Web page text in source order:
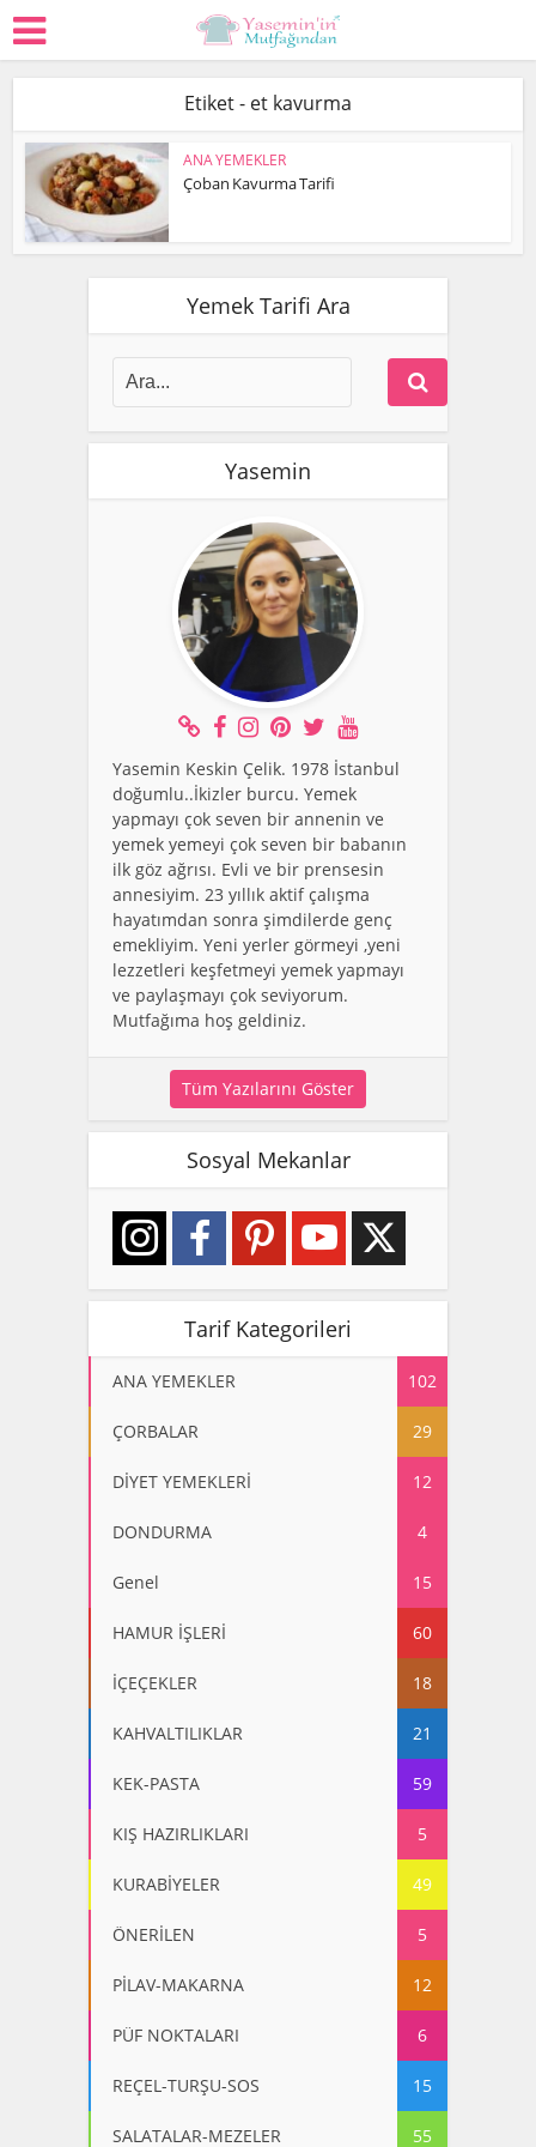
Etiket - et kavurma
ANA YEMEKLER
Çoban Kavurma Tarifi
Yemek Tarifi Ara
Yasemin
Yasemin Keskin Çelik. 1978 İstanbul
doğumlu..İkizler burcu. Yemek
yapmayı çok seven bir annenin ve
yemek yemeyi çok seven bir babanın
ilk göz ağrısı. Evli ve bir prensesin
annesiyim. 23 yıllık aktif çalışma
hayatımdan sonra şimdilerde genç
emekliyim. Yeni yerler görmeyi ,yeni
lezzetleri keşfetmeyi yemek yapmayı
ve paylaşmayı çok seviyorum.
Mutfağıma hoş geldiniz.
Tüm Yazılarını Göster
Sosyal Mekanlar
Tarif Kategorileri
ANA YEMEKLER 102
ÇORBALAR 29
DİYET YEMEKLERİ 12
DONDURMA 4
Genel 15
HAMUR İŞLERİ 60
İÇEÇEKLER 18
KAHVALTILIKLAR 21
KEK-PASTA 59
KIŞ HAZIRLIKLARI 5
KURABİYELER 49
ÖNERİLEN 5
PİLAV-MAKARNA 12
PÜF NOKTALARI 6
REÇEL-TURŞU-SOS 15
SALATALAR-MEZELER 55